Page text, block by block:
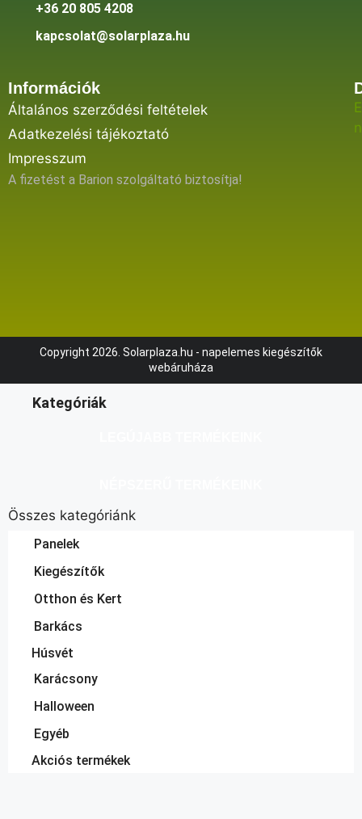
+36 20 805 4208
kapcsolat@solarplaza.hu
Információk
Általános szerződési feltételek
Adatkezelési tájékoztató
Impresszum
A fizetést a Barion szolgáltató biztosítja!
Copyright 2026. Solarplaza.hu - napelemes kiegészítők
webáruháza
Kategóriák
Összes kategóriánk
Panelek
Kiegészítők
Otthon és Kert
Barkács
Húsvét
Karácsony
Halloween
Egyéb
Akciós termékek